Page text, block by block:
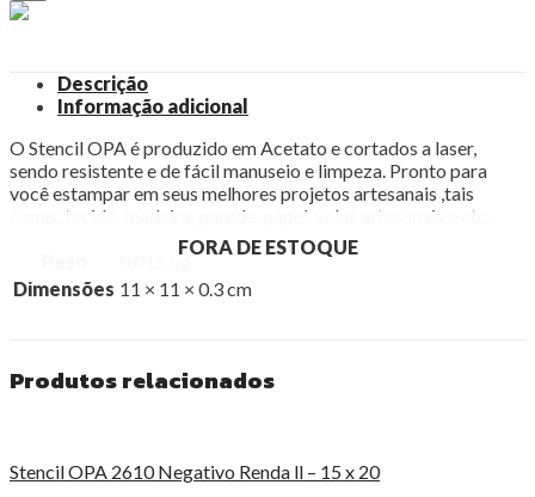
Descrição
Informação adicional
O Stencil OPA é produzido em Acetato e cortados a laser,
sendo resistente e de fácil manuseio e limpeza. Pronto para
você estampar em seus melhores projetos artesanais ,tais
como: tecido, madeira, parede, papel, velas artesanais e etc.
0.015 kg
Dimensões 11 × 11 × 0.3 cm
Produtos relacionados
FORA DE ESTOQUE
Stencil OPA 2610 Negativo Renda ll – 15 x 20
FORA DE ESTOQUE